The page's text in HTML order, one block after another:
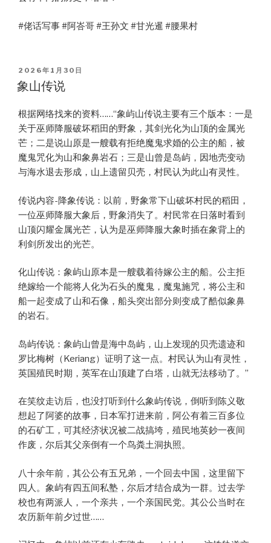
#佬话写事 #阿峇哥 #王孙文 #甘光暹 #腰果村
POSTED
ON
2026年1月30日
象山传说
根据网络找来的资料……“象屿山传说主要有三个版本：一是
关于巫师降服破坏稻田的野象，其剑光化为山顶的金属光
芒；二是说山原是一艘载有拒绝魔鬼求婚的公主的船，被
魔鬼咒化为山和象鼻岩石；三是山曾是岛屿，因地壳变动
与海水退去形成，山上遗留贝壳，村民认为此山有灵性。
传说内容-降象传说：以前，野象常下山破坏村民的稻田，
一位巫师降服大象后，野象消失了。村民常在日落时看到
山顶闪耀金属光芒，认为是巫师降服大象时插在象背上的
利剑所发出的光芒。
化山传说：象屿山原本是一艘载着待嫁公主的船。公主拒
绝嫁给一个能将人化为石头的魔鬼，魔鬼施咒，将公主和
船一起变成了山和石像，船头突出部分则变成了酷似象鼻
的岩石。
岛屿传说：象屿山曾是海中岛屿，山上发现的贝壳遗迹和
罗比梅树（Keriang）证明了这一点。村民认为山有灵性，
英国殖民时期，英军在山顶建了白塔，山就无法移动了。”
在笑纹走访后，也没打听到什么象屿传说，倒听到陈义敬
想起了阿婆的故事，日本军打进来前，阿公有着三百多位
的石矿工，可其经济状况被二战搞垮，殖民地英鈔一夜间
作废，尔后其父亲倒有一个鸟粪土洞执照。
八十余年前，其公公有五兄弟，一个回去中国，这里留下
四人。象屿有四五间私塾，尔后才结合成为一群。过去学
校也有两派人，一个亲共，一个亲国民党。其公公当时在
农历新年前夕过世……